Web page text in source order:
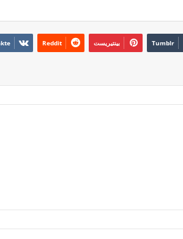
بينتيريست